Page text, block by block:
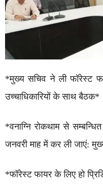
*मुख्य सचिव ने ली फॉरेस्ट
उच्चाधिकारियों के साथ बैठक*
*वनाग्नि रोकथाम से
जनवरी माह में कर ली जाएं:
*फॉरेस्ट फायर के लिए हो